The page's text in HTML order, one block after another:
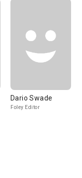
Dario Swade
Foley Editor